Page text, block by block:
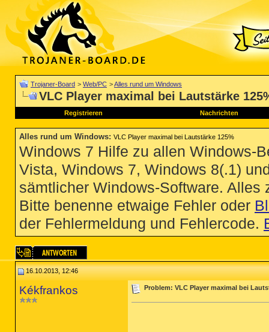
Trojaner-Board > Web/PC >Alles rund um Windows
VLC Player maximal bei Lautstärke
Registrieren Nachrichten
Alles rund um Windows: VLC Player maximal bei Lautstärke 125%
Windows 7 Hilfe zu allen Windows-
Vista, Windows 7, Windows 8(.1)
sämtlicher Windows-Software.
Bitte benenne etwaige Fehler oder
der Fehlermeldung und Fehlercode.
16.10.2013, 12:46
Kékfrankos Problem: VLC Player maximal bei